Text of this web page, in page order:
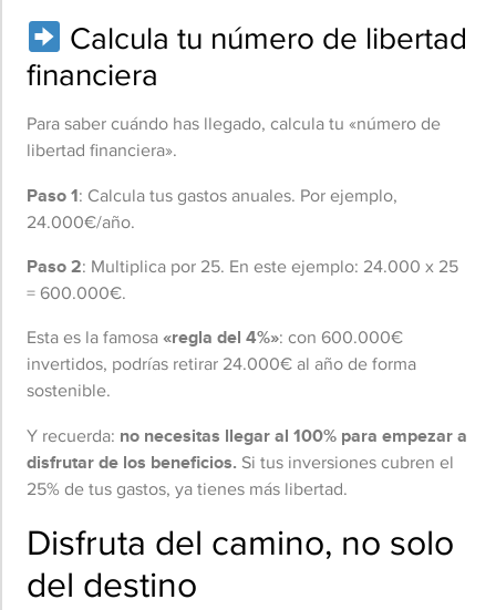
Calcula tu número de libertad
financiera
Para saber cuándo has llegado, calcula tu «número de
libertad financiera».
Paso 1: Calcula tus gastos anuales. Por ejemplo,
24.000€/año.
Paso 2: Multiplica por 25. En este ejemplo: 24.000 x 25
= 600.000€.
Esta es la famosa«regla del 4%»: con 600.000€
invertidos, podrías retirar 24.000€ al año de forma
sostenible.
Y recuerda: no necesitas llegar al 100% para empezar a
disfrutar de los beneficios. Si tus inversiones cubren el
25% de tus gastos, ya tienes más libertad.
Disfruta del camino, no solo
del destino